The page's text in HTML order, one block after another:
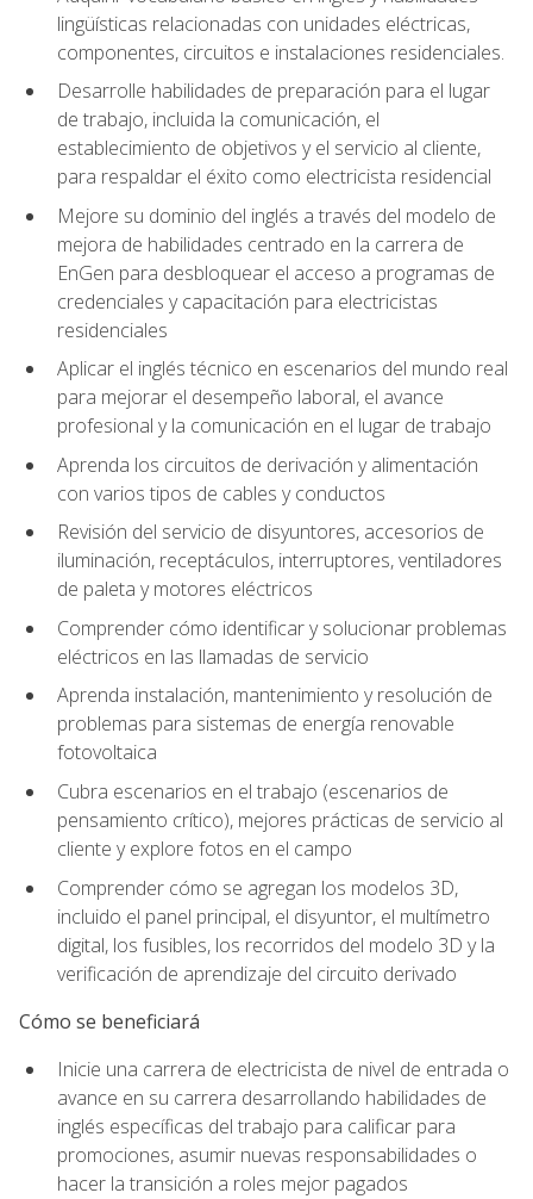
lingüísticas relacionadas con unidades eléctricas,
componentes, circuitos e instalaciones residenciales.
Desarrolle habilidades de preparación para el lugar
de trabajo, incluida la comunicación, el
establecimiento de objetivos y el servicio al cliente,
para respaldar el éxito como electricista residencial
Mejore su dominio del inglés a través del modelo de
mejora de habilidades centrado en la carrera de
EnGen para desbloquear el acceso a programas de
credenciales y capacitación para electricistas
residenciales
Aplicar el inglés técnico en escenarios del mundo real
para mejorar el desempeño laboral, el avance
profesional y la comunicación en el lugar de trabajo
Aprenda los circuitos de derivación y alimentación
con varios tipos de cables y conductos
Revisión del servicio de disyuntores, accesorios de
iluminación, receptáculos, interruptores, ventiladores
de paleta y motores eléctricos
Comprender cómo identificar y solucionar problemas
eléctricos en las llamadas de servicio
Aprenda instalación, mantenimiento y resolución de
problemas para sistemas de energía renovable
fotovoltaica
Cubra escenarios en el trabajo (escenarios de
pensamiento crítico), mejores prácticas de servicio al
cliente y explore fotos en el campo
Comprender cómo se agregan los modelos 3D,
incluido el panel principal, el disyuntor, el multímetro
digital, los fusibles, los recorridos del modelo 3D y la
verificación de aprendizaje del circuito derivado
Cómo se beneficiará
Inicie una carrera de electricista de nivel de entrada o
avance en su carrera desarrollando habilidades de
inglés específicas del trabajo para calificar para
promociones, asumir nuevas responsabilidades o
hacer la transición a roles mejor pagados